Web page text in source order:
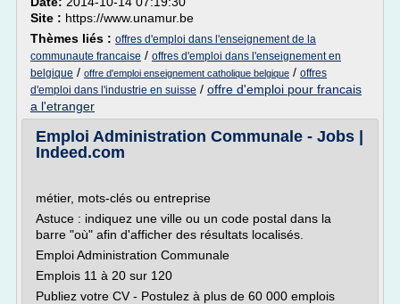
Site : https://www.unamur.be
Thèmes liés : offres d'emploi dans l'enseignement de la
communaute francaise / offres d'emploi dans l'enseignement en
belgique / offre d'emploi enseignement catholique belgique / offres
d'emploi dans l'industrie en suisse / offre d'emploi pour francais
a l'etranger
Emploi Administration Communale - Jobs |
Indeed.com
métier, mots-clés ou entreprise
Astuce : indiquez une ville ou un code postal dans la
barre "où" afin d'afficher des résultats localisés.
Emploi Administration Communale
Emplois 11 à 20 sur 120
Publiez votre CV - Postulez à plus de 60 000 emplois